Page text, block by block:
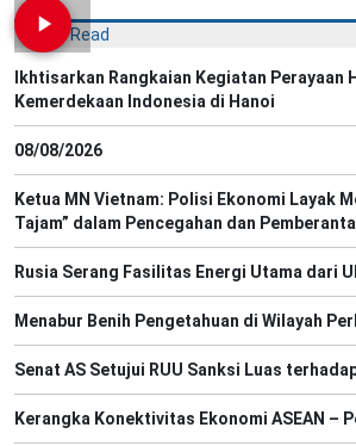
Most Read
Ikhtisarkan Rangkaian Kegiatan Perayaan
Kemerdekaan Indonesia di Hanoi
08/08/2026
Ketua MN Vietnam: Polisi Ekonomi Layak
Tajam” dalam Pencegahan dan
Rusia Serang Fasilitas Energi Utama dari
Menabur Benih Pengetahuan di Wilayah
Senat AS Setujui RUU Sanksi Luas
Kerangka Konektivitas Ekonomi ASEAN –